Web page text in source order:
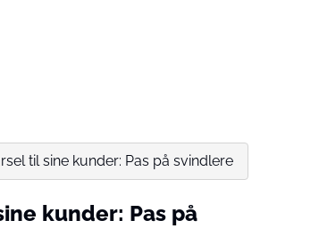
til sine kunder: Pas på svindlere
kunder: Pas på